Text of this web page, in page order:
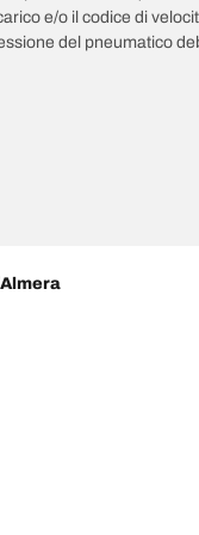
e/o il codice di
del pneumatico
Almera